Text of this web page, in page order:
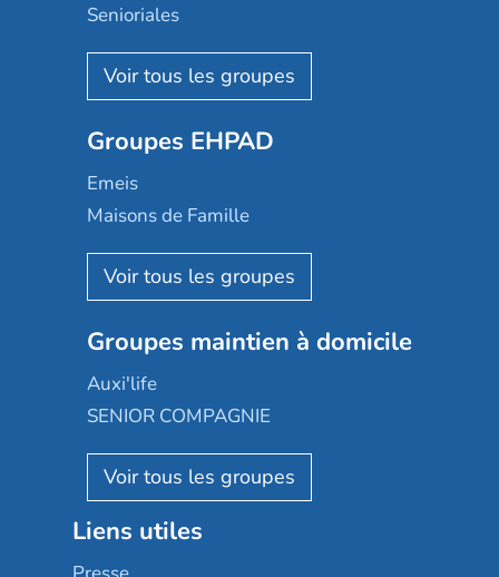
Senioriales
Nohée
Les Résidentiels
Mobicap
Domusvi
Happy Senior
Aquarelia
Nexity edenea
Les jardins d'Arcadie
Occitalia
Appartseniors
Reseda
Stella management
Les villages d'or
Sérénys
Groupes EHPAD
Emeis
Maisons de Famille
Korian
Emera
Groupe SOS
Le Noble Âge
Almage
Résidalya
Groupe aplus
Groupes maintien à domicile
Auxi'life
SENIOR COMPAGNIE
AGE D'OR Services
Liens utiles